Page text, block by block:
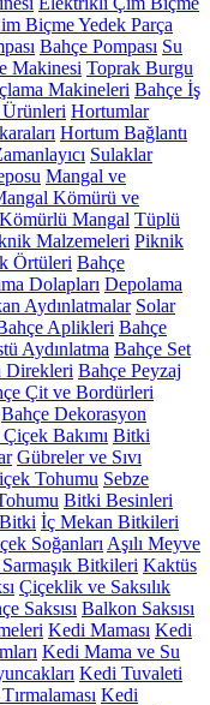
Biçme Yedek Parça
Bahçe Pompası Su
Makinesi Toprak Burgu
Makineleri Bahçe İş
Ürünleri Hortumlar
Hortum Bağlantı
Sulaklar
Mangal ve
Kömürü ve
Kömürlü Mangal Tüplü
Malzemeleri Piknik
Örtüleri Bahçe
Dolapları Depolama
Aydınlatmalar Solar
Aplikleri Bahçe
Aydınlatma Bahçe Set
Direkleri Bahçe Peyzaj
Çit ve Bordürleri
Bahçe Dekorasyon
Bakımı Bitki
Gübreler ve Sıvı
Tohumu Sebze
Bitki Besinleri
İç Mekan Bitkileri
Soğanları Aşılı Meyve
Bitkileri Kaktüs
Çiçeklik ve Saksılık
Saksısı Balkon Saksısı
Kedi Maması Kedi
Kedi Mama ve Su
Kedi Tuvaleti
Kedi